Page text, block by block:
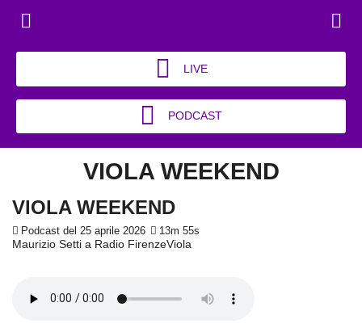
LIVE
PODCAST
VIOLA WEEKEND
VIOLA WEEKEND
Podcast del 25 aprile 2026 13m 55s
Maurizio Setti a Radio FirenzeViola